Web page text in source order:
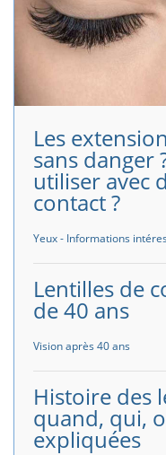
Les
sans danger
utiliser avec
contact ?
Yeux - Informations
Lentilles de
de 40 ans
Vision après 40 ans
Histoire des
quand, qui,
expliquées